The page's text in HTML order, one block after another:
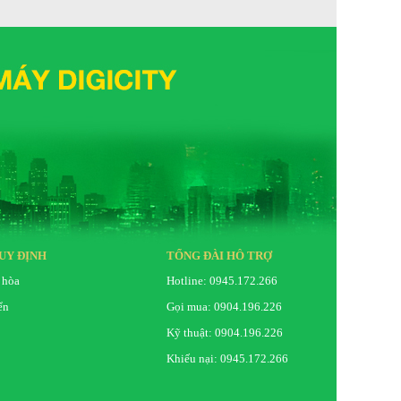
ĐỊNH
TỔNG ĐÀI HỖ TRỢ
Hotline: 0945.172.266
Gọi mua: 0904.196.226
Kỹ thuật: 0904.196.226
Khiếu nại: 0945.172.266